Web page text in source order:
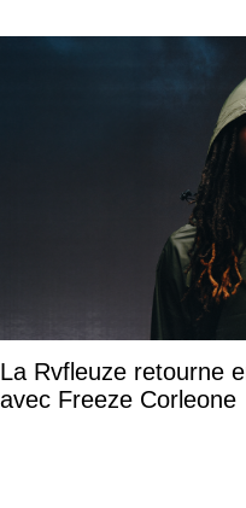
La Rvfleuze retourne
avec Freeze Corleone